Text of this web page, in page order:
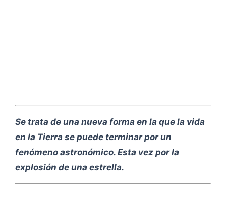
Se trata de una nueva forma en la que la vida
en la Tierra se puede terminar por un
fenómeno astronómico. Esta vez por la
explosión de una estrella.